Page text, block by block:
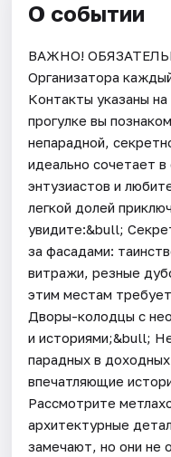
О событии
ВАЖНО!
Организатора
Контакты указаны
прогулке вы
непарадной,
идеально сочетает
энтузиастов и
легкой долей
увидите:&bull;
за фасадами:
витражи, резные
этим местам
Дворы-колодцы с
и историями;&bull;
парадных в
впечатляющие
Рассмотрите
архитектурные
замечают, но они не